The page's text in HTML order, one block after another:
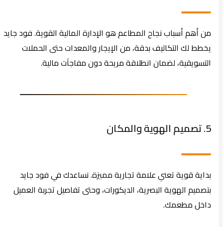
من أهم أسباب نجاح المطاعم هو الإدارة المالية القوية. فود جايد
يخطط لك التكاليف بدقة، من الإيجار والمعدات حتى الحملات
التسويقية، لضمان انطلاقة مريحة دون مفاجآت مالية.
بداية قوية تعني علامة تجارية مميزة. نساعدك في فود جايد
بتصميم الهوية البصرية، الديكورات، وحتى تفاصيل تجربة العميل
داخل مطعمك.